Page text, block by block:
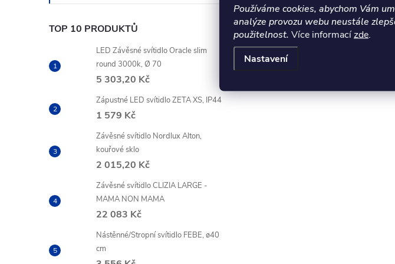
Používáme cookies, abychom Vám
analýze provozu webu neustále
použitelnost. Více informacízde.
Nastavení
TOP 10 PRODUKTŮ
LED Závěsné svítidlo Oracle slim
round 3000k, Ø 70
5 303,20 Kč
Zápustné LED svítidlo ZETA XS, IP44
1 579 Kč
Závěsné svítidlo Nordlux Alton,
kouřové sklo
2 015,20 Kč
Závěsné svítidlo CLIZIA LARGE -
MAMA NON MAMA
22 083 Kč
Nástěnné/Stropní svítidlo FEBE, ø40
cm
ý
p
i
s